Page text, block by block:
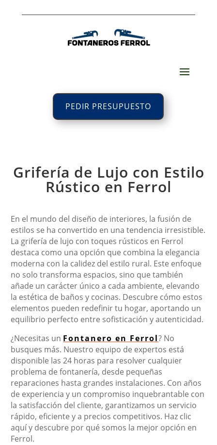
PEDIR PRESUPUESTO
Grifería de Lujo con Estilo
Rústico en Ferrol
En el mundo del diseño de interiores, la fusión de
estilos se ha convertido en una tendencia irresistible.
La grifería de lujo con toques rústicos en Ferrol
destaca como una opción que combina la elegancia
moderna con la calidez del estilo rural. Este enfoque
no solo transforma espacios, sino que también
añade un carácter único a cada ambiente, elevando
la estética de baños y cocinas. Descubre cómo estos
elementos pueden redefinir tu hogar, aportando un
equilibrio perfecto entre sofisticación y autenticidad.
¿Necesitas un Fontanero en Ferrol? No
busques más. Nuestro equipo de expertos está
disponible las 24 horas para resolver cualquier
problema de fontanería, desde pequeñas
reparaciones hasta grandes instalaciones. Con años
de experiencia y un compromiso inquebrantable con
la satisfacción del cliente, garantizamos un servicio
rápido, eficiente y a precios competitivos. Haz clic
aquí y descubre por qué somos la mejor opción en
Ferrol.